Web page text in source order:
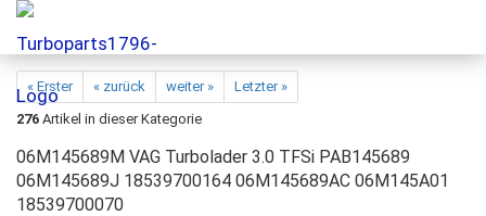
« Erster « zurück weiter »
Letzter »
276 Artikel in dieser Kategorie
06M145689M VAG Turbolader 3.0 TFSi PAB145689
06M145689J 18539700164 06M145689AC 06M145A01
18539700070